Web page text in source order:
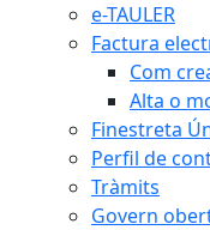
e-TAULER
Factura
Com
Alta o
Finestreta
Perfil de
Tràmits
Govern